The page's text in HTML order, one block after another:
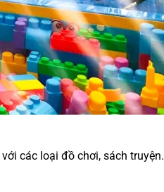
các loại đồ chơi, sách truyện.